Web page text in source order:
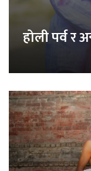
होली पर्व र